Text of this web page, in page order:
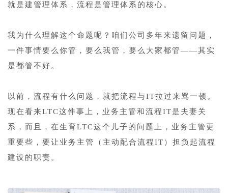
就是建管理体系，流程是管理体系的核心。
我为什么理解这个命题呢？咱们公司多年来遗留问题，
一件事情要么你管，要么我管，要么大家都管——其实
是都管不好。
以前，流程有什么问题，就把流程与IT拉过来骂一顿。
现在看来LTC这件事上，业务主管和流程IT是夫妻关
系，而且，在生育LTC这个儿子的问题上，业务主管更
重要些，要让业务主管（主动配合流程IT）担负起流程
建设的职责。